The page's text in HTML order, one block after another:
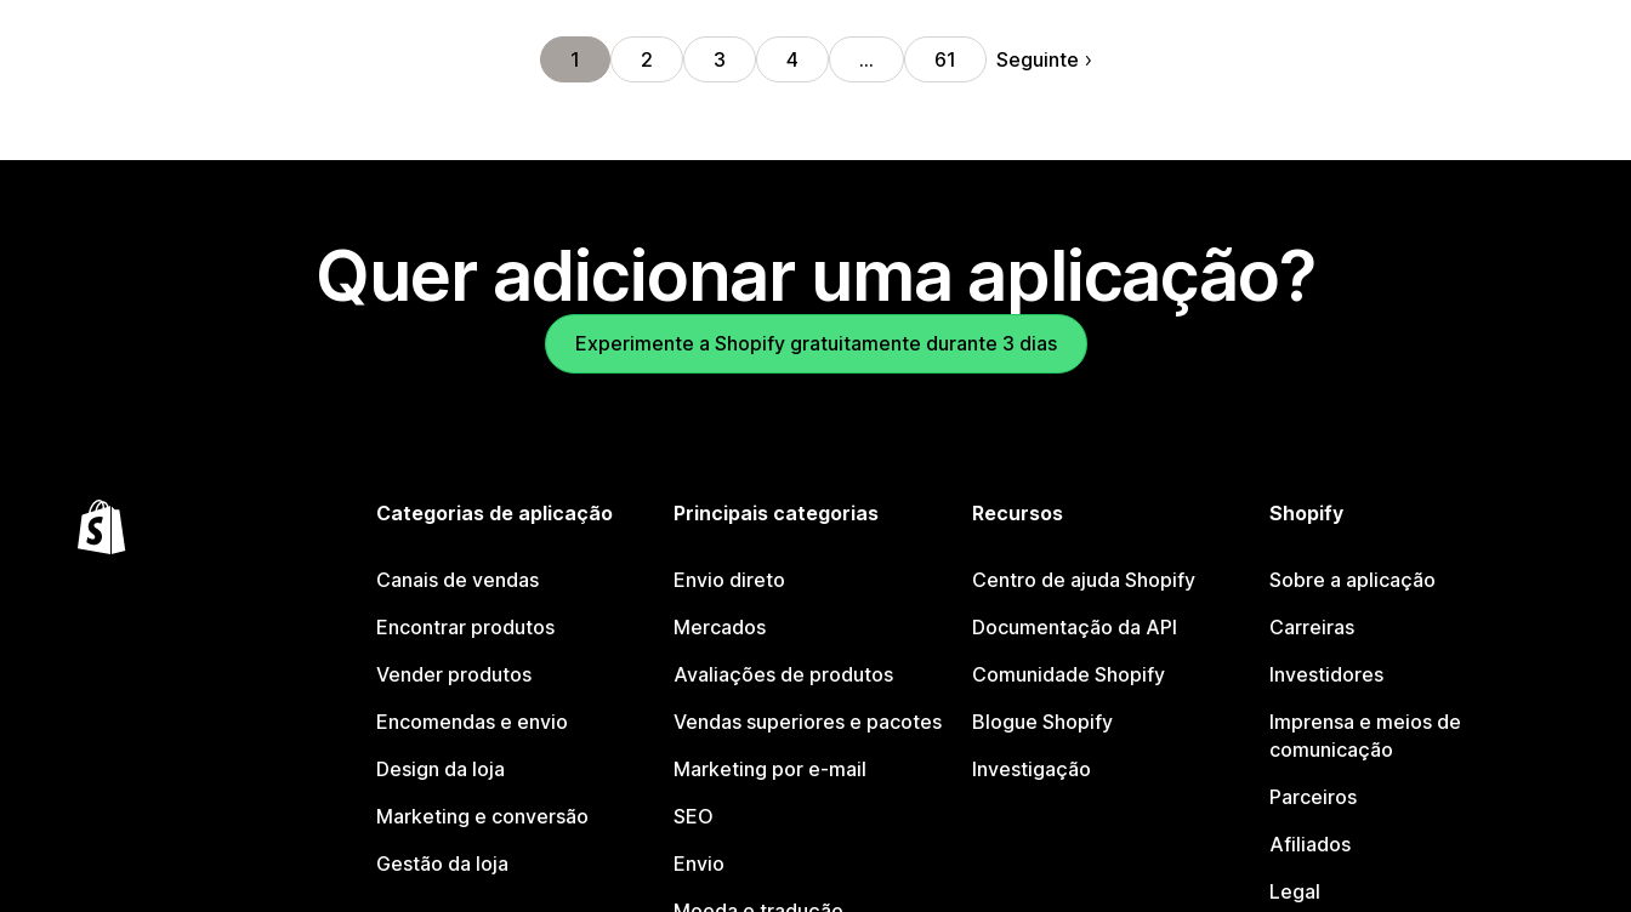
1 2 3 4 … 61 Seguinte
Quer adicionar uma aplicação?
Experimente a Shopify gratuitamente durante 3 dias
Categorias de aplicação
Canais de vendas
Encontrar produtos
Vender produtos
Encomendas e envio
Design da loja
Marketing e conversão
Gestão da loja
Principais categorias
Envio direto
Mercados
Avaliações de produtos
Vendas superiores e pacotes
Marketing por e-mail
SEO
Envio
Recursos
Centro de ajuda Shopify
Documentação da API
Comunidade Shopify
Blogue Shopify
Investigação
Shopify
Sobre a aplicação
Carreiras
Investidores
Imprensa e meios de
comunicação
Parceiros
Afiliados
Legal